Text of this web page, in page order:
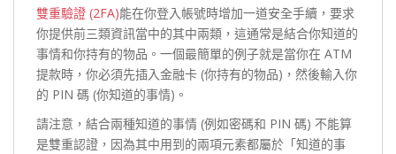
雙重驗證 (2FA)能在你登入帳號時增加一道安全手續，要求
你提供前三類資訊當中的其中兩類，這通常是結合你知道的
事情和你持有的物品。一個最簡單的例子就是當你在 ATM
提款時，你必須先插入金融卡 (你持有的物品)，然後輸入你
的 PIN 碼 (你知道的事情)。
請注意，結合兩種知道的事情 (例如密碼和 PIN 碼) 不能算
是雙重認證，因為其中用到的兩項元素都屬於「知道的事